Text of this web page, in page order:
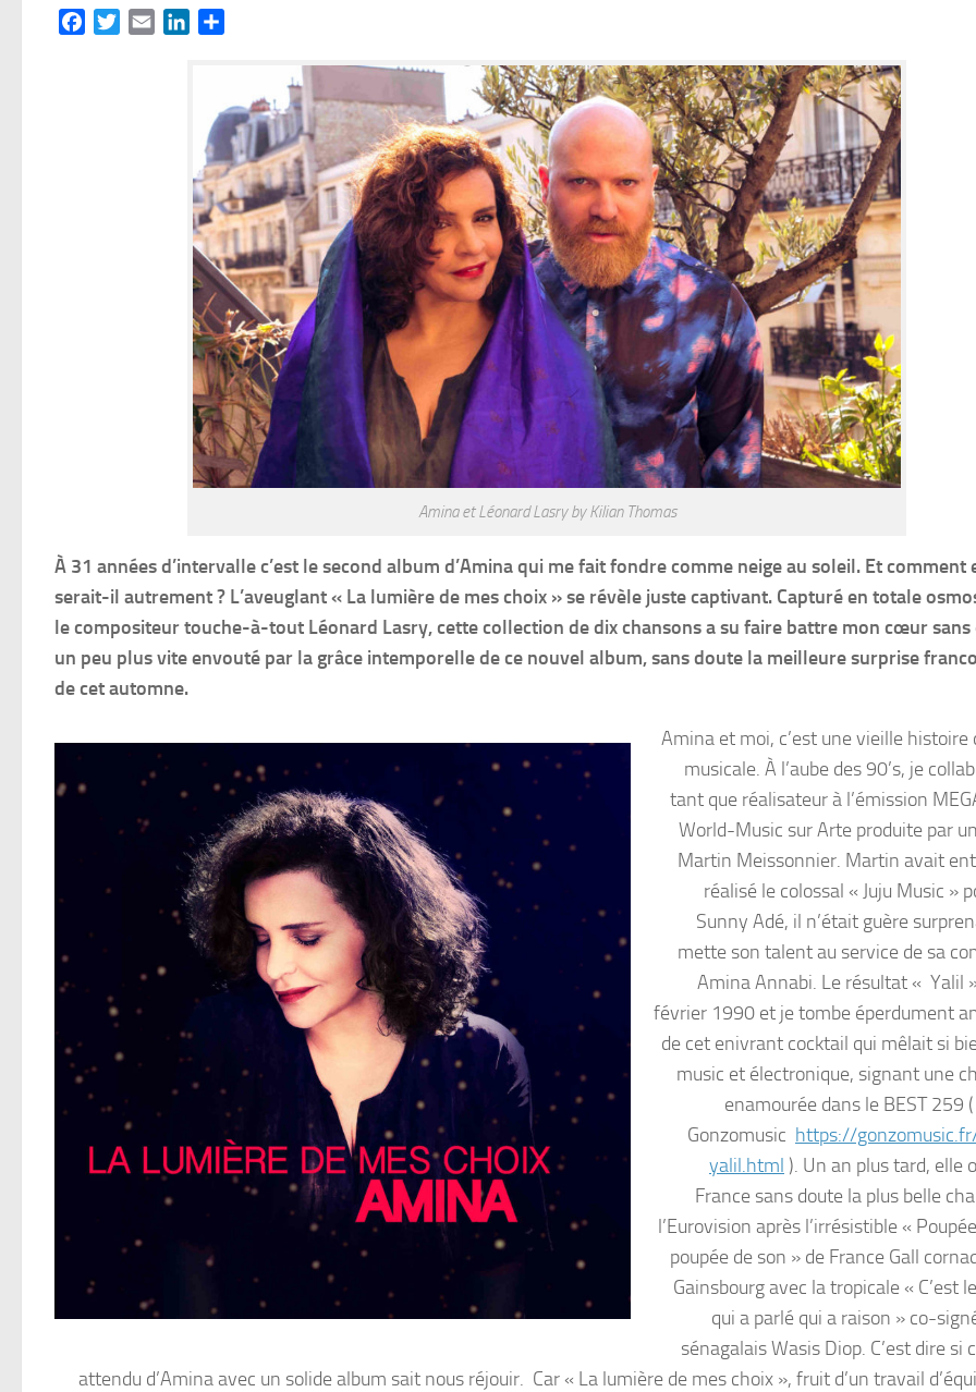
FacebookTwitterEmail LinkedIn
Amina et Léonard Lasry by Kilian Thomas
À 31 années d’intervalle c’est le second album d’Amina qui me fait fondre comme neige au soleil. Et comment
serait-il autrement ? L’aveuglant « La lumière de mes choix » se révèle juste captivant. Capturé en totale
le compositeur touche-à-tout Léonard Lasry, cette collection de dix chansons a su faire battre mon cœur
un peu plus vite envouté par la grâce intemporelle de ce nouvel album, sans doute la meilleure surprise
de cet automne.
Amina et moi, c’est une vieille histoire
musicale. À l’aube des 90’s, je
tant que réalisateur à l’émission
World-Music sur Arte produite par
Martin Meissonnier. Martin avait
réalisé le colossal « Juju Music »
Sunny Adé, il n’était guère
mette son talent au service de sa
Amina Annabi. Le résultat « Yalil
février 1990 et je tombe éperdument
de cet enivrant cocktail qui mêlait si
music et électronique, signant une
enamourée dans le BEST 259
Gonzomusic https://
yalil.html ). Un an plus tard, elle
France sans doute la plus belle
l’Eurovision après l’irrésistible «
poupée de son » de France Gall
Gainsbourg avec la tropicale « C’est
qui a parlé qui a raison » co-
sénagalais Wasis Diop. C’est dire si
attendu d’Amina avec un solide album sait nous réjouir. Car « La lumière de mes choix », fruit d’un travail